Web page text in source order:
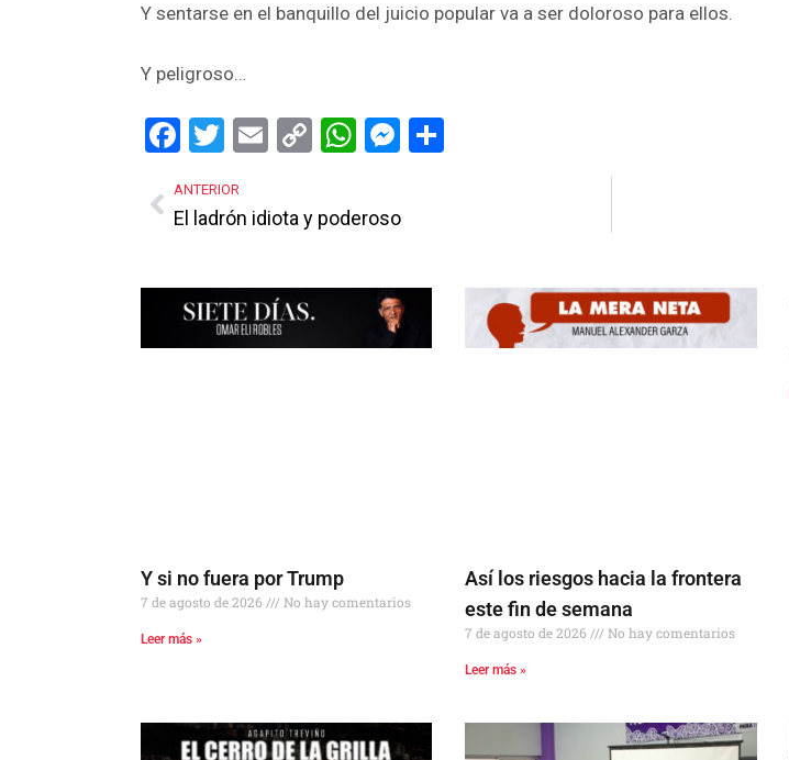
Y sentarse en el banquillo del juicio popular va a ser doloroso para ellos.
Y peligroso…
Facebook
Twitter
EmailCopyWhatsApp
Messenger
Share
ANTERIOR
El ladrón idiota y poderoso
Más Noticias
Y si no fuera por Trump
7 de agosto de 2026 No hay comentarios
Leer más »
Así los riesgos hacia la frontera
este fin de semana
7 de agosto de 2026 No hay comentarios
Leer más »